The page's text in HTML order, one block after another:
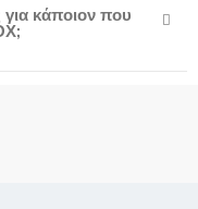
για κάποιον που